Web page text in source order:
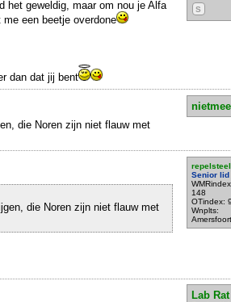
S
het geweldig, maar om nou je Alfa
een beetje overdone
dan dat jij bent
die Noren zijn niet flauw met
Senior lid
148
OTindex:
Wnplts:
Amersfoort
die Noren zijn niet flauw met
Lab Rat